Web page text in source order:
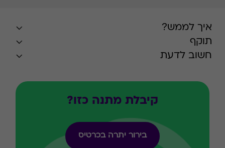
איך לממש?
תוקף
חשוב לדעת
קיבלת מתנה כזו?
בירור יתרה בכרטיס